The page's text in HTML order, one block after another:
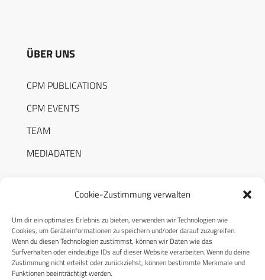
Cookie-Zustimmung verwalten
Um dir ein optimales Erlebnis zu bieten, verwenden wir Technologien wie
Cookies, um Geräteinformationen zu speichern und/oder darauf zuzugreifen.
Wenn du diesen Technologien zustimmst, können wir Daten wie das
Surfverhalten oder eindeutige IDs auf dieser Website verarbeiten. Wenn du deine
Zustimmung nicht erteilst oder zurückziehst, können bestimmte Merkmale und
Funktionen beeinträchtigt werden.
ÜBER UNS
CPM PUBLICATIONS
CPM EVENTS
TEAM
MEDIADATEN
RECHTLICHES
Datenschutzerklärung